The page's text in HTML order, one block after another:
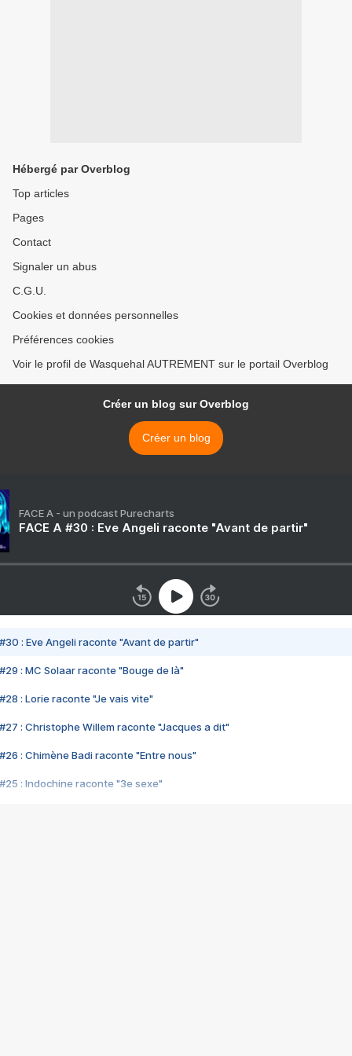
Hébergé par Overblog
Top articles
Pages
Contact
Signaler un abus
C.G.U.
Cookies et données personnelles
Préférences cookies
Voir le profil de Wasquehal AUTREMENT sur le portail Overblog
Créer un blog sur Overblog
Créer un blog
FACE A - un podcast Purecharts
FACE A #30 : Eve Angeli raconte "Avant de partir"
#30 : Eve Angeli raconte "Avant de partir"
#29 : MC Solaar raconte "Bouge de là"
#28 : Lorie raconte "Je vais vite"
#27 : Christophe Willem raconte "Jacques a dit"
#26 : Chimène Badi raconte "Entre nous"
#25 : Indochine raconte "3e sexe"